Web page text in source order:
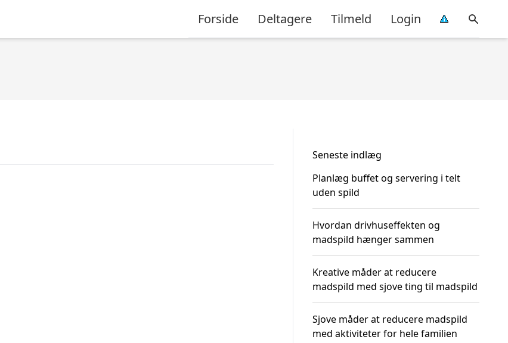
Forside Deltagere Tilmeld Login
Seneste indlæg
Planlæg buffet og servering i telt
uden spild
Hvordan drivhuseffekten og
madspild hænger sammen
Kreative måder at reducere
madspild med sjove ting til madspild
Sjove måder at reducere madspild
med aktiviteter for hele familien